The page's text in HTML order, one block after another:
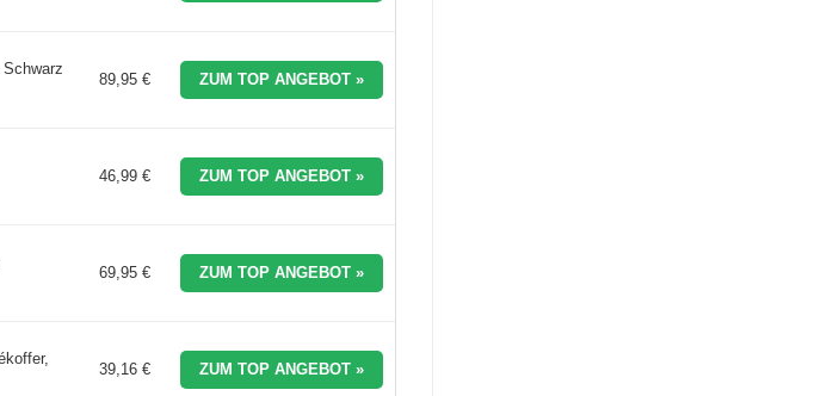
89,95 € ZUM TOP ANGEBOT »
46,99 € ZUM TOP ANGEBOT »
69,95 € ZUM TOP ANGEBOT »
39,16 € ZUM TOP ANGEBOT »